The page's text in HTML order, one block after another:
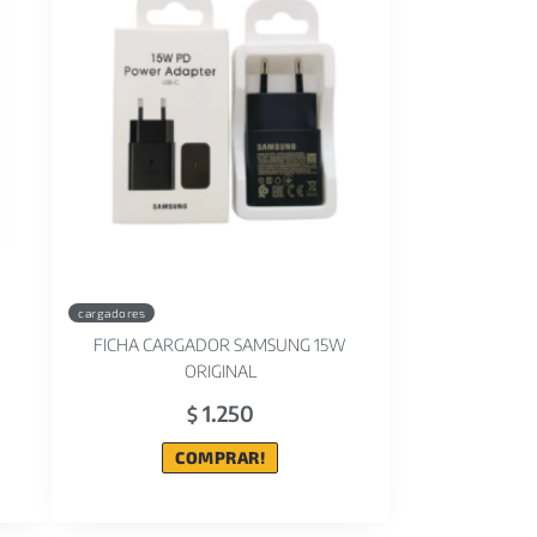
cargadores
FICHA CARGADOR SAMSUNG 15W
ORIGINAL
$1.250
COMPRAR!